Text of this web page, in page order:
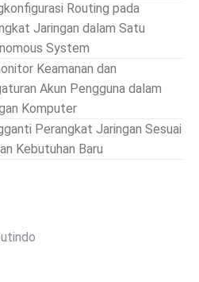
Routing pada
Jaringan dalam Satu
System
Keamanan dan
Akun Pengguna dalam
Komputer
Perangkat Jaringan Sesuai
Kebutuhan Baru